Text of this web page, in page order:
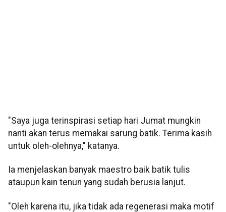
"Saya juga terinspirasi setiap hari Jumat mungkin
nanti akan terus memakai sarung batik. Terima kasih
untuk oleh-olehnya," katanya.
Ia menjelaskan banyak maestro baik batik tulis
ataupun kain tenun yang sudah berusia lanjut.
"Oleh karena itu, jika tidak ada regenerasi maka motif